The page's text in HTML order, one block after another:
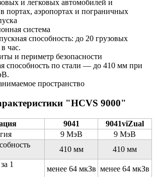
и легковых автомобилей и
портах, аэропортах и пограничных
система
способность: до 20 грузовых
час.
и периметр безопасности
способность по стали — до 410 мм при
пространство
"HCVS 9000"
9041
9041viZual
9 МэВ
9 МэВ
410 мм
410 мм
1
менее 64 мкЗв менее 64 мкЗв